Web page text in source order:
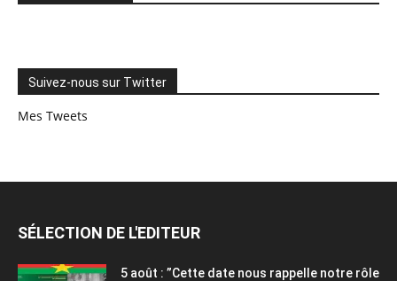
Suivez-nous sur Twitter
Mes Tweets
SÉLECTION DE L'EDITEUR
5 août : ”Cette date nous rappelle notre rôle